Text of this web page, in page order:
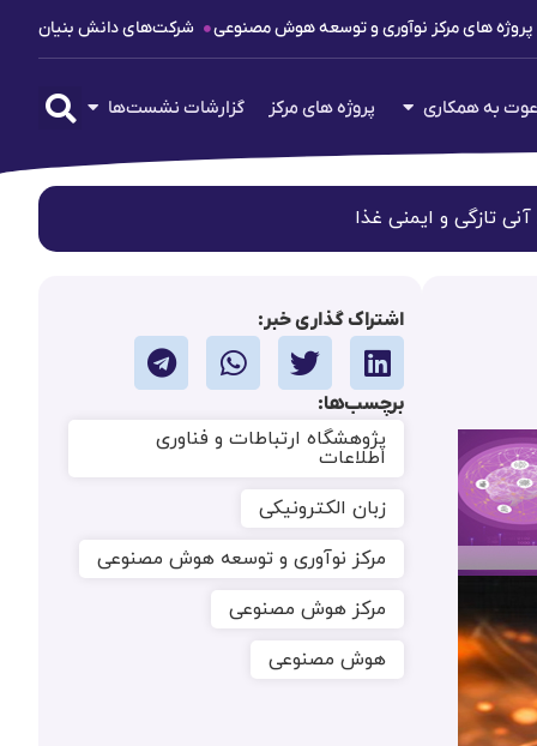
پروژه های مرکز نوآوری و توسعه هوش مصنوعی شرکت‌های دانش بنیان
به همکاری پروژه های مرکز گزارشات نشست‌ها
تازگی و ایمنی غذا
اشتراک گذاری خبر:
برچسب‌ها:
پژوهشگاه ارتباطات و فناوری
اطلاعات
زبان الکترونیکی
مرکز نوآوری و توسعه هوش مصنوعی
مرکز هوش مصنوعی
هوش مصنوعی